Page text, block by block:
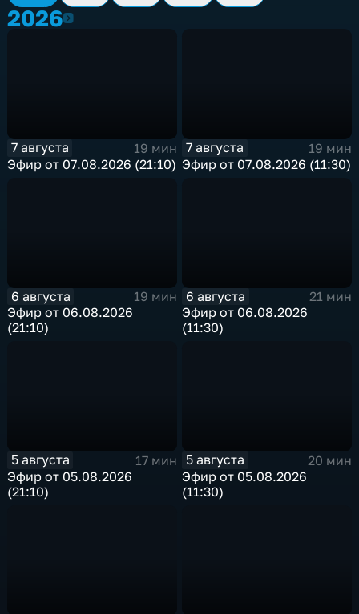
20262026
7 августа
19 мин
Эфир от 07.08.2026 (21:10)
7 августа
19 мин
Эфир от 07.08.2026 (11:30)
6 августа
19 мин
Эфир от 06.08.2026
(21:10)
6 августа
21 мин
Эфир от 06.08.2026
(11:30)
5 августа
17 мин
Эфир от 05.08.2026
(21:10)
5 августа
20 мин
Эфир от 05.08.2026
(11:30)